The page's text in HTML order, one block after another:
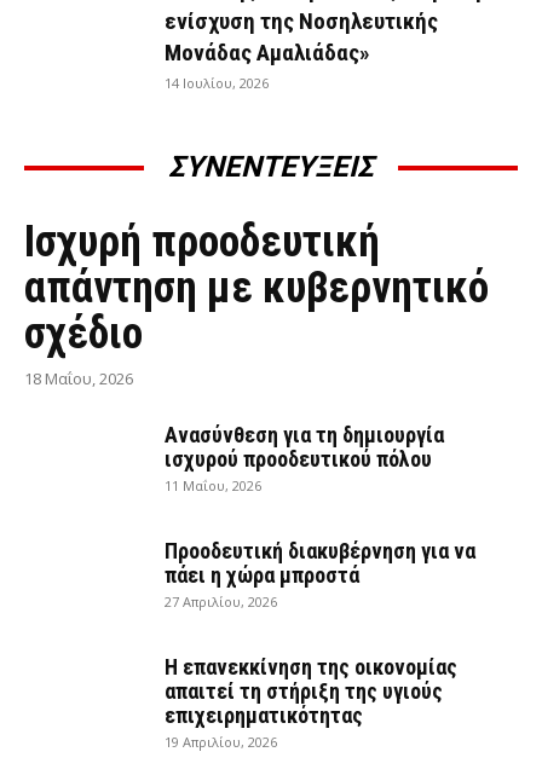
ενίσχυση της Νοσηλευτικής
Μονάδας Αμαλιάδας»
14 Ιουλίου, 2026
ΣΥΝΕΝΤΕΥΞΕΙΣ
ΣΥΝΕΝΤΕΎΞΕΙΣ
Ισχυρή προοδευτική
απάντηση με κυβερνητικό
σχέδιο
18 Μαΐου, 2026
Ανασύνθεση για τη δημιουργία
ισχυρού προοδευτικού πόλου
11 Μαΐου, 2026
Προοδευτική διακυβέρνηση για να
πάει η χώρα μπροστά
27 Απριλίου, 2026
Η επανεκκίνηση της οικονομίας
απαιτεί τη στήριξη της υγιούς
επιχειρηματικότητας
19 Απριλίου, 2026